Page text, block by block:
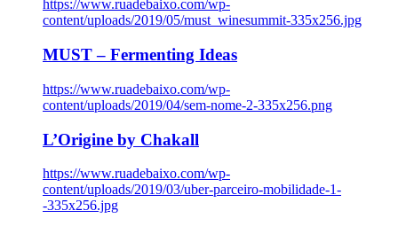
https://www.ruadebaixo.com/wp-
content/uploads/2019/05/must_winesummit-335x256.jpg
MUST – Fermenting Ideas
https://www.ruadebaixo.com/wp-
content/uploads/2019/04/sem-nome-2-335x256.png
L’Origine by Chakall
https://www.ruadebaixo.com/wp-
content/uploads/2019/03/uber-parceiro-mobilidade-1-
-335x256.jpg